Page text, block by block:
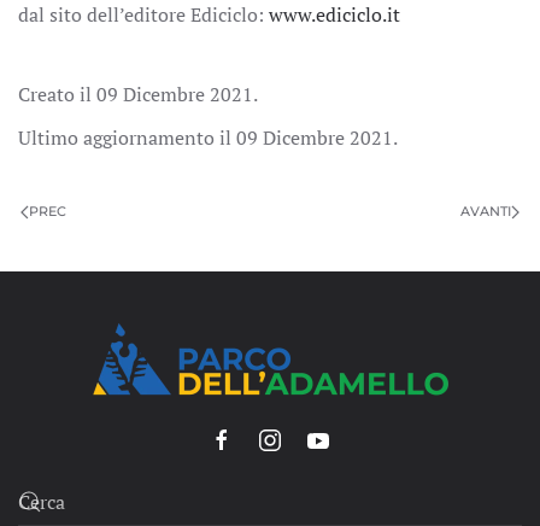
dal sito dell’editore Ediciclo: www.ediciclo.it
Creato il 09 Dicembre 2021.
Ultimo aggiornamento il 09 Dicembre 2021.
PREC AVANTI